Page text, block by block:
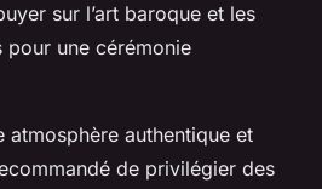
sur l’art baroque et les
pour une cérémonie
authentique et
de privilégier des